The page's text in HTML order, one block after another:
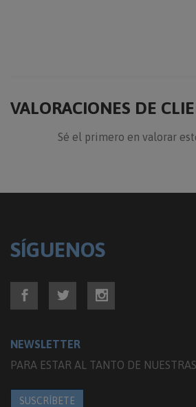
VALORACIONES DE
Sé el primero en valorar
SÍGUENOS
NEWSLETTER
PARA ESTAR AL TANTO DE
SUSCRÍBETE